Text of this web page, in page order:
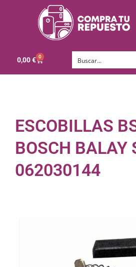
0,00€ 0
ESCOBILLAS
BOSCH BALAY
062030144